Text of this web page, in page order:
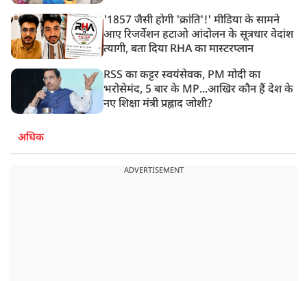
'1857 जैसी होगी 'क्रांति'!' मीडिया के सामने
आए रिजर्वेशन हटाओ आंदोलन के सूत्रधार वेदांश
त्यागी, बता दिया RHA का मास्टरप्लान
RSS का कट्टर स्वयंसेवक, PM मोदी का
भरोसेमंद, 5 बार के MP...आखिर कौन हैं देश के
नए शिक्षा मंत्री प्रह्लाद जोशी?
अधिक
ADVERTISEMENT